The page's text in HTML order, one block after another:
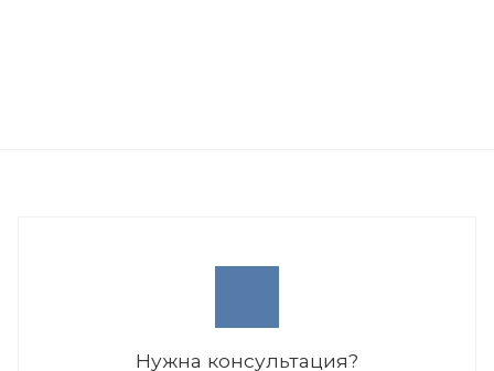
Нужна консультация?